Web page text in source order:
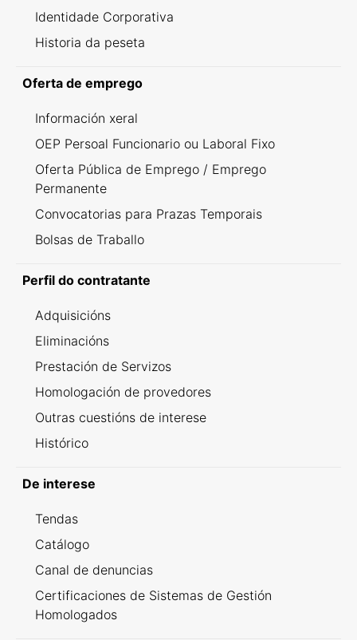
Identidade Corporativa
Historia da peseta
Oferta de emprego
Información xeral
OEP Persoal Funcionario ou Laboral Fixo
Oferta Pública de Emprego / Emprego
Permanente
Convocatorias para Prazas Temporais
Bolsas de Traballo
Perfil do contratante
Adquisicións
Eliminacións
Prestación de Servizos
Homologación de provedores
Outras cuestións de interese
Histórico
De interese
Tendas
Catálogo
Canal de denuncias
Certificaciones de Sistemas de Gestión
Homologados